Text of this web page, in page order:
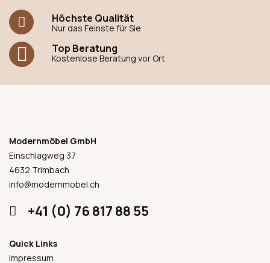
Höchste Qualität
Nur das Feinste für Sie
Top Beratung
Kostenlose Beratung vor Ort
Modernmöbel GmbH
Einschlagweg 37
4632 Trimbach
info@modernmobel.ch
+41 (0) 76 817 88 55
Quick Links
Impressum